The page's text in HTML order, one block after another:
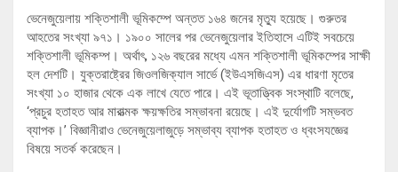
ভেনেজুয়েলায় শক্তিশালী ভূমিকম্পে অন্তত ১৬৪ জনের মৃত্যু হয়েছে। গুরুতর
আহতের সংখ্যা ৯৭১। ১৯০০ সালের পর ভেনেজুয়েলার ইতিহাসে এটিই সবচেয়ে
শক্তিশালী ভূমিকম্প। অর্থাৎ, ১২৬ বছরের মধ্যে এমন শক্তিশালী ভূমিকম্পের সাক্ষী
হল দেশটি। যুক্তরাষ্ট্রের জিওলজিক্যাল সার্ভে (ইউএসজিএস) এর ধারণা মৃতের
সংখ্যা ১০ হাজার থেকে এক লাখে যেতে পারে। এই ভূতাত্ত্বিক সংস্থাটি বলেছে,
‘প্রচুর হতাহত আর মারাত্মক ক্ষয়ক্ষতির সম্ভাবনা রয়েছে। এই দুর্যোগটি সম্ভবত
ব্যাপক।’ বিজ্ঞানীরাও ভেনেজুয়েলাজুড়ে সম্ভাব্য ব্যাপক হতাহত ও ধ্বংসযজ্ঞের
বিষয়ে সতর্ক করেছেন।